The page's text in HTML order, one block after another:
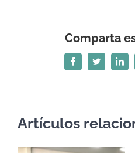
Comparta
FacebookTwitter
Artículos